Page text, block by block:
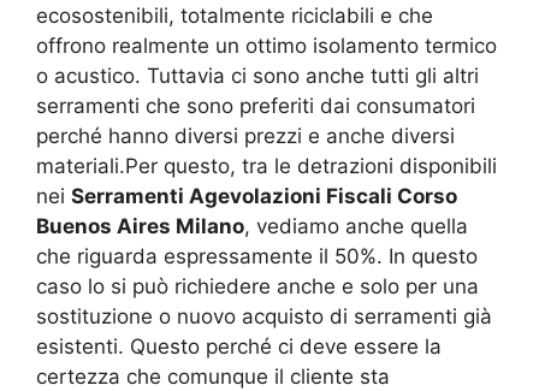
ecosostenibili, totalmente riciclabili e che
offrono realmente un ottimo isolamento termico
o acustico. Tuttavia ci sono anche tutti gli altri
serramenti che sono preferiti dai consumatori
perché hanno diversi prezzi e anche diversi
materiali.Per questo, tra le detrazioni disponibili
nei Serramenti Agevolazioni Fiscali Corso
Buenos Aires Milano, vediamo anche quella
che riguarda espressamente il 50%. In questo
caso lo si può richiedere anche e solo per una
sostituzione o nuovo acquisto di serramenti già
esistenti. Questo perché ci deve essere la
certezza che comunque il cliente sta